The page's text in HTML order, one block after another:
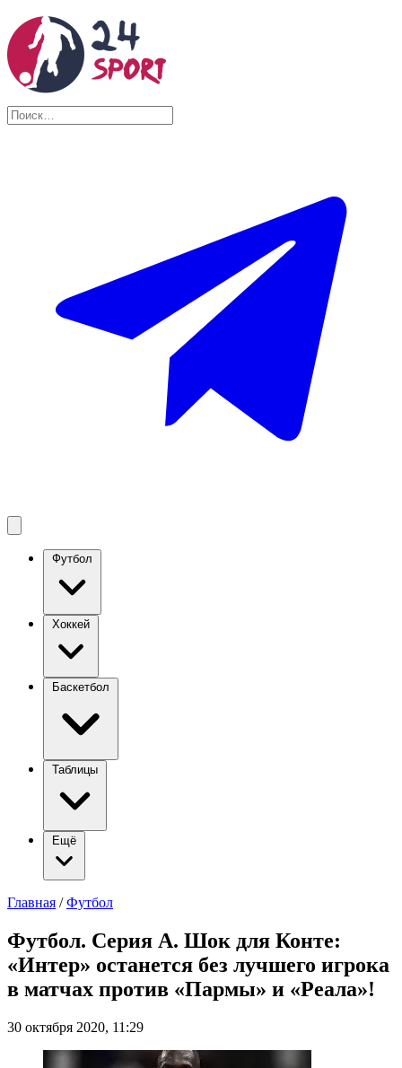
Футбол
Хоккей
Баскетбол
Таблицы
Ещё
Главная / Футбол
Футбол. Серия А. Шок для Конте:
«Интер» останется без лучшего игрока
в матчах против «Пармы» и «Реала»!
30 октября 2020, 11:29